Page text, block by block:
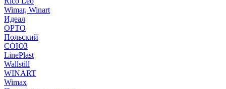
Wimar, Winart
Идеал
ОРТО
Польский
СОЮЗ
LinePlast
Wallstill
WINART
Wimax